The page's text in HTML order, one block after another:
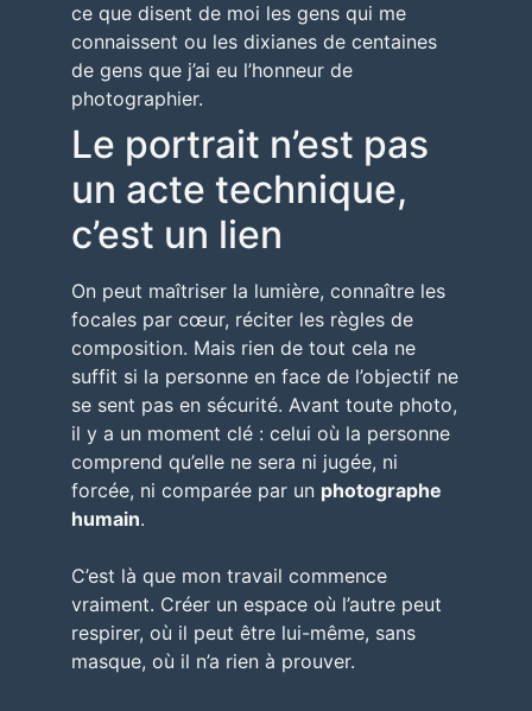
ce que disent de moi les gens qui me
connaissent ou les dixianes de centaines
de gens que j’ai eu l’honneur de
photographier.
Le portrait n’est pas
un acte technique,
c’est un lien
On peut maîtriser la lumière, connaître les
focales par cœur, réciter les règles de
composition. Mais rien de tout cela ne
suffit si la personne en face de l’objectif ne
se sent pas en sécurité. Avant toute photo,
il y a un moment clé : celui où la personne
comprend qu’elle ne sera ni jugée, ni
forcée, ni comparée par un photographe
humain.
C’est là que mon travail commence
vraiment. Créer un espace où l’autre peut
respirer, où il peut être lui-même, sans
masque, où il n’a rien à prouver.